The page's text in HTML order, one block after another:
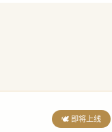
🕊️ 即将上线